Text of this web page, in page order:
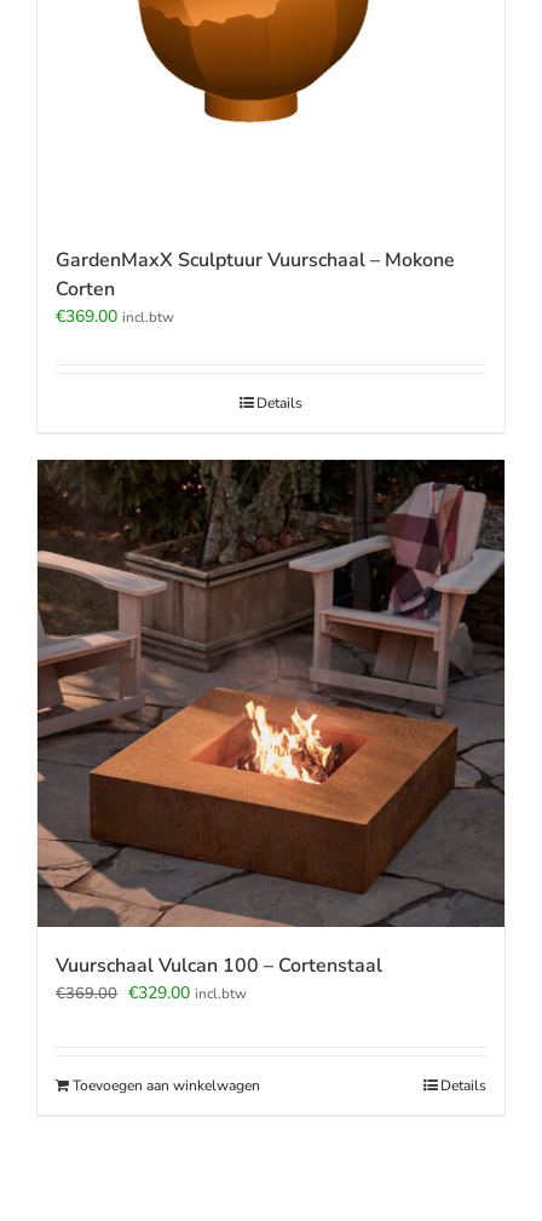
GardenMaxX Sculptuur Vuurschaal – Mokone
Corten
€369.00 incl.btw
Details
Vuurschaal Vulcan 100 – Cortenstaal
€369.00 Oorspronkelijke
€329.00Huidige
incl.btw
Toevoegen aan winkelwagen Details